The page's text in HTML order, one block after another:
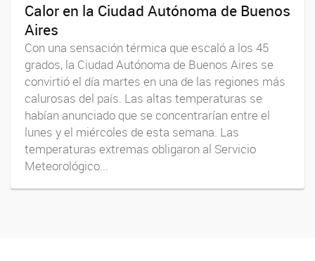
Calor en la Ciudad Autónoma de Buenos
Aires
Con una sensación térmica que escaló a los 45
grados, la Ciudad Autónoma de Buenos Aires se
convirtió el día martes en una de las regiones más
calurosas del país. Las altas temperaturas se
habían anunciado que se concentrarían entre el
lunes y el miércoles de esta semana. Las
temperaturas extremas obligaron al Servicio
Meteorológico...